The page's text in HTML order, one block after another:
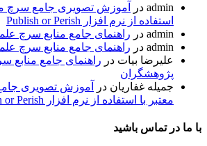
admin در
آموزش تصویری جامع سرچ
استفاده از نرم افزار Publish or Perish
admin در راهنمای جامع منابع سرچ
admin در راهنمای جامع منابع سرچ
علیرضا بیات در راهنمای جامع منابع
پژوهشگران
جمیله غفاریان در
آموزش تصویری
معتبر با استفاده از نرم افزار Publish or Perish
با ما در تماس باشید